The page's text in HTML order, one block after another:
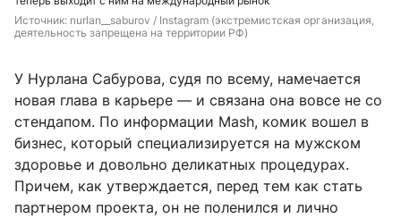
Источник: nurlan__saburov / Instagram (экстремистская организация,
деятельность запрещена на территории РФ)
У Нурлана Сабурова, судя по всему, намечается
новая глава в карьере — и связана она вовсе не со
стендапом. По информации Mash, комик вошел в
бизнес, который специализируется на мужском
здоровье и довольно деликатных процедурах.
Причем, как утверждается, перед тем как стать
партнером проекта, он не поленился и лично